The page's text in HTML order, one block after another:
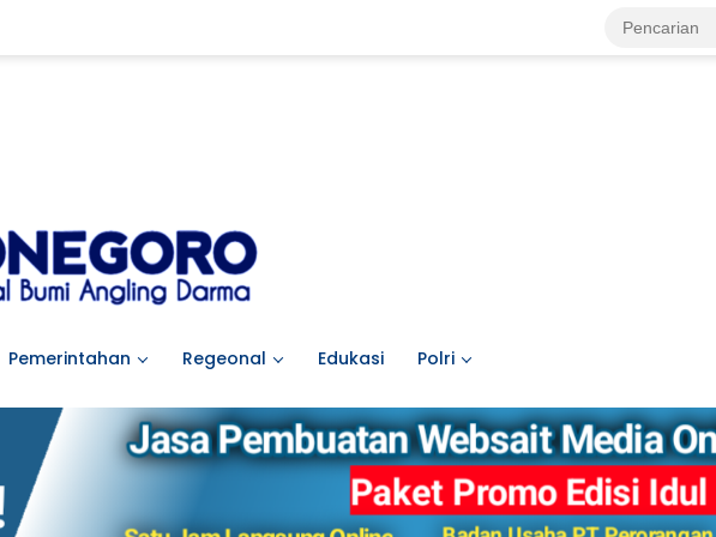
Pemerintahan Regeonal Edukasi Polri